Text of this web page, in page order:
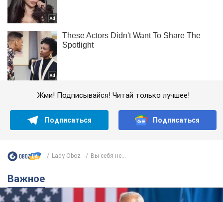
Жми! Подписывайся! Читай только лучшее!
Подписаться Подписаться
Lady Oboz Вы себя не...
Важное